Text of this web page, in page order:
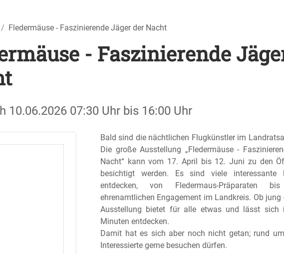
Fledermäuse - Faszinierende Jäger der Nacht
- Faszinierende
10.06.2026 07:30 Uhr bis 16:00 Uhr
Bald sind die nächtlichen Flugkünstler im
Die große Ausstellung „Fledermäuse -
Nacht“ kann vom 17. April bis 12. Juni zu den
besichtigt werden. Es sind viele interessante
entdecken, von Fledermaus-Präparaten
ehrenamtlichen Engagement im Landkreis. Ob
Ausstellung bietet für alle etwas und lässt
Minuten entdecken.
Damit hat es sich aber noch nicht getan; rund
Interessierte gerne besuchen dürfen.